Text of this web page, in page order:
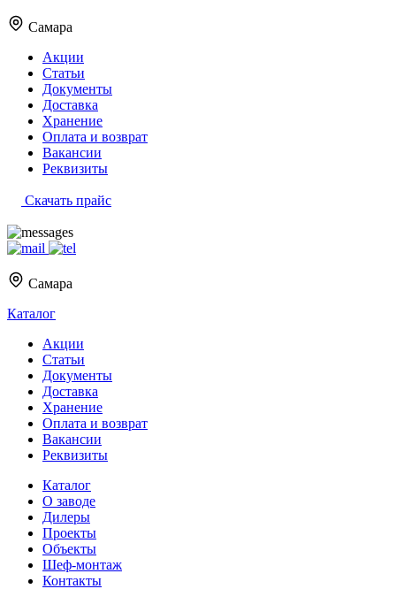
Самара
Акции
Статьи
Документы
Доставка
Хранение
Оплата и возврат
Вакансии
Реквизиты
Скачать прайс
Самара
Каталог
Акции
Статьи
Документы
Доставка
Хранение
Оплата и возврат
Вакансии
Реквизиты
Каталог
О заводе
Дилеры
Проекты
Объекты
Шеф-монтаж
Контакты